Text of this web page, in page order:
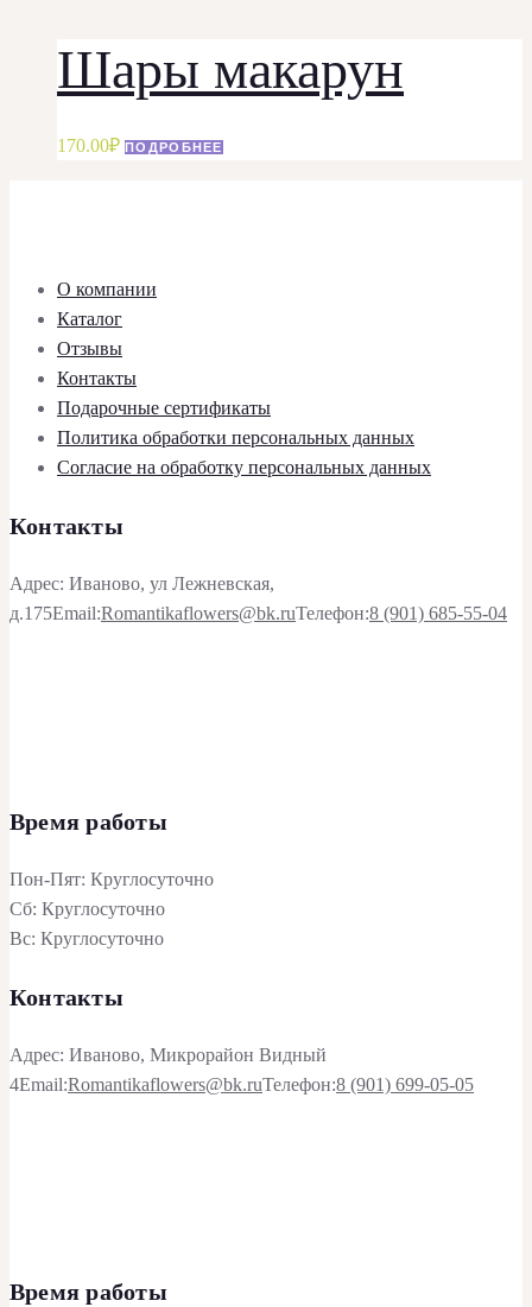
Шары макарун
170.00₽ ПОДРОБНЕЕ
О компании
Каталог
Отзывы
Контакты
Подарочные сертификаты
Политика обработки персональных данных
Согласие на обработку персональных данных
Контакты
Адрес: Иваново, ул Лежневская,
д.175Email:Romantikaflowers@bk.ruТелефон:8 (901) 685-55-04
Время работы
Пон-Пят: Круглосуточно
Сб: Круглосуточно
Вс: Круглосуточно
Контакты
Адрес: Иваново, Микрорайон Видный
4Email:Romantikaflowers@bk.ruТелефон:8 (901) 699-05-05
Время работы